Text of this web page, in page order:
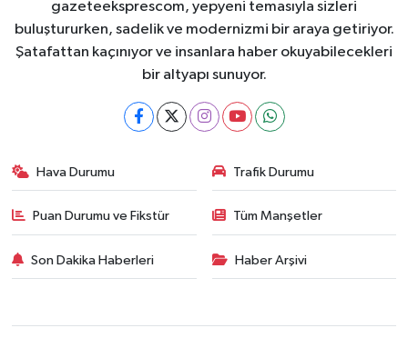
gazeteeksprescom, yepyeni temasıyla sizleri
buluştururken, sadelik ve modernizmi bir araya getiriyor.
Şatafattan kaçınıyor ve insanlara haber okuyabilecekleri
bir altyapı sunuyor.
Hava Durumu Trafik Durumu
Puan Durumu ve Fikstür Tüm Manşetler
Son Dakika Haberleri Haber Arşivi